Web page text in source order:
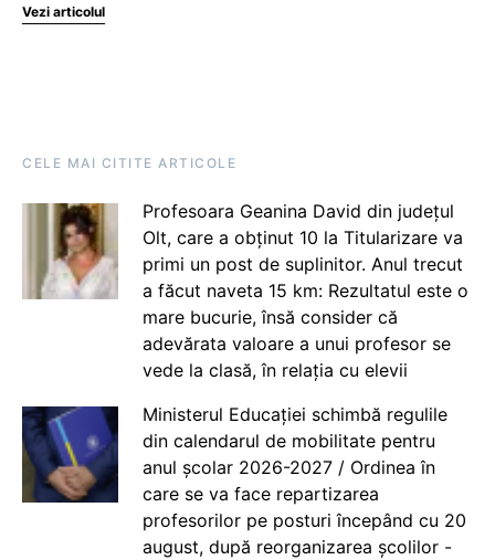
Vezi articolul
CELE MAI CITITE ARTICOLE
Profesoara Geanina David din județul
Olt, care a obținut 10 la Titularizare va
primi un post de suplinitor. Anul trecut
a făcut naveta 15 km: Rezultatul este o
mare bucurie, însă consider că
adevărata valoare a unui profesor se
vede la clasă, în relația cu elevii
Ministerul Educației schimbă regulile
din calendarul de mobilitate pentru
anul școlar 2026-2027 / Ordinea în
care se va face repartizarea
profesorilor pe posturi începând cu 20
august, după reorganizarea școlilor -